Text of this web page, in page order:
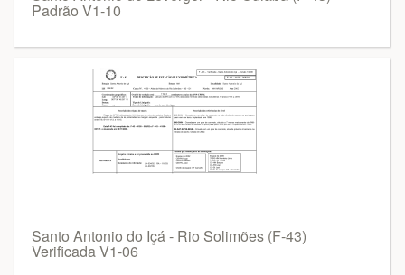
Padrão V1-10
Santo Antonio do Içá - Rio Solimões (F-43)
Verificada V1-06